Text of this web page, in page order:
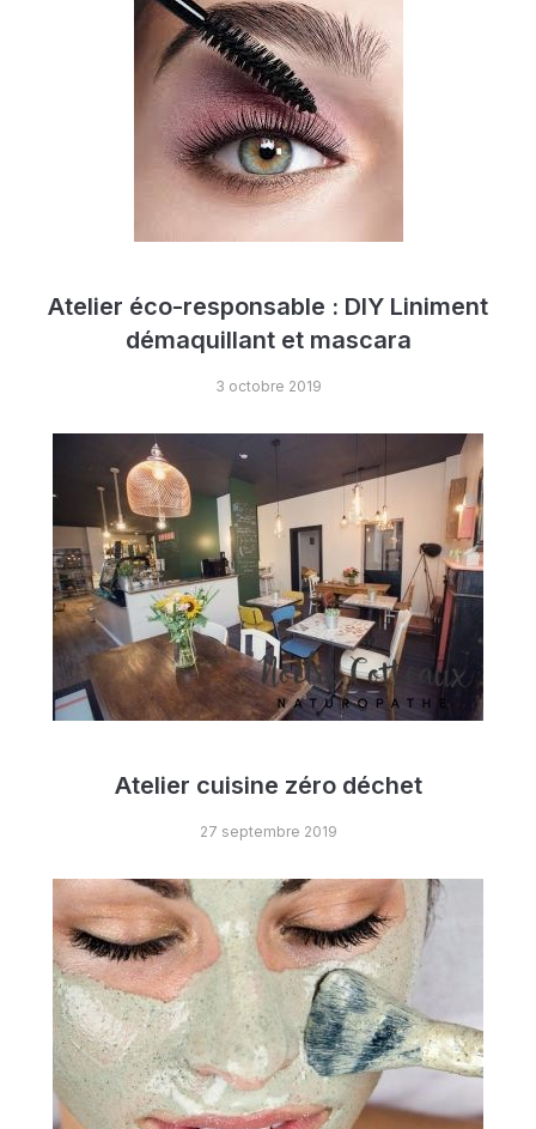
Atelier éco-responsable : DIY Liniment
démaquillant et mascara
3 octobre 2019
Atelier cuisine zéro déchet
27 septembre 2019